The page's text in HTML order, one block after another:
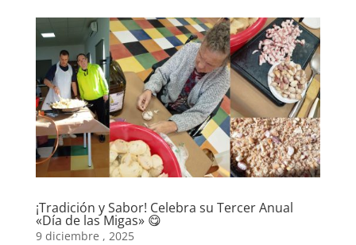
¡Tradición y Sabor! Celebra su Tercer Anual
«Día de las Migas» 😋
9 diciembre , 2025